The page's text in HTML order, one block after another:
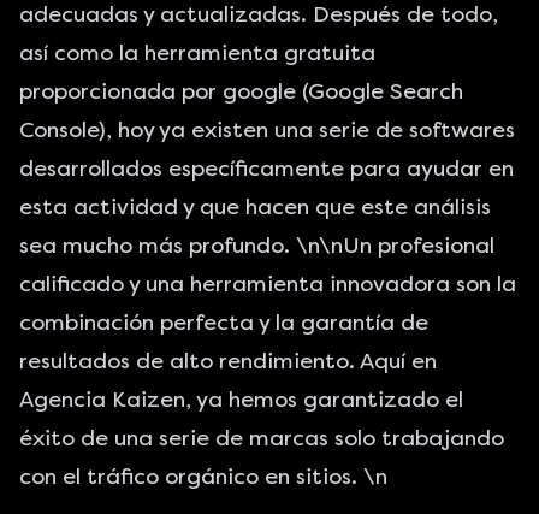
adecuadas y actualizadas. Después de todo,
así como la herramienta gratuita
proporcionada por google (Google Search
Console), hoy ya existen una serie de softwares
desarrollados específicamente para ayudar en
esta actividad y que hacen que este análisis
sea mucho más profundo. \n\nUn profesional
calificado y una herramienta innovadora son la
combinación perfecta y la garantía de
resultados de alto rendimiento. Aquí en
Agencia Kaizen, ya hemos garantizado el
éxito de una serie de marcas solo trabajando
con el tráfico orgánico en sitios. \n